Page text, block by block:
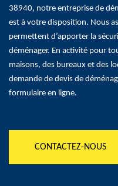
38940, notre entreprise de
est à votre disposition. Nous
permettent d’apporter la
déménager. En activité pour
maisons, des bureaux et des
demande de devis de
formulaire en ligne.
CONTACTEZ-NOUS